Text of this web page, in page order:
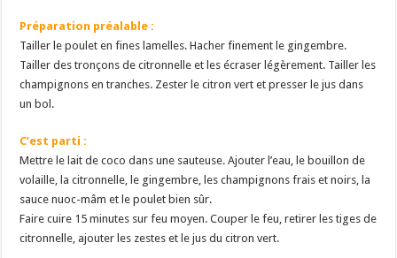
Préparation préalable :
Tailler le poulet en fines lamelles. Hacher finement le gingembre.
Tailler des tronçons de citronnelle et les écraser légèrement. Tailler les
champignons en tranches. Zester le citron vert et presser le jus dans
un bol.
C’est parti :
Mettre le lait de coco dans une sauteuse. Ajouter l’eau, le bouillon de
volaille, la citronnelle, le gingembre, les champignons frais et noirs, la
sauce nuoc-mâm et le poulet bien sûr.
Faire cuire 15 minutes sur feu moyen. Couper le feu, retirer les tiges de
citronnelle, ajouter les zestes et le jus du citron vert.